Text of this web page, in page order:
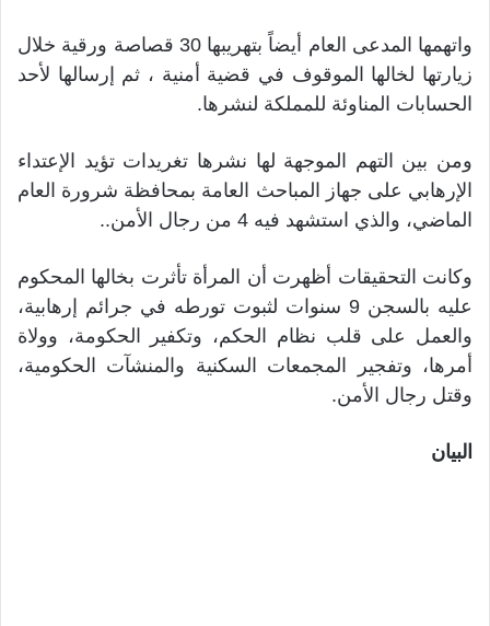
واتهمها المدعى العام أيضاً بتهريبها 30 قصاصة ورقية خلال
زيارتها لخالها الموقوف في قضية أمنية ، ثم إرسالها لأحد
الحسابات المناوئة للمملكة لنشرها.
ومن بين التهم الموجهة لها نشرها تغريدات تؤيد الإعتداء
الإرهابي على جهاز المباحث العامة بمحافظة شرورة العام
الماضي، والذي استشهد فيه 4 من رجال الأمن..
وكانت التحقيقات أظهرت أن المرأة تأثرت بخالها المحكوم
عليه بالسجن 9 سنوات لثبوت تورطه في جرائم إرهابية،
والعمل على قلب نظام الحكم، وتكفير الحكومة، وولاة
أمرها، وتفجير المجمعات السكنية والمنشآت الحكومية،
وقتل رجال الأمن.
البيان